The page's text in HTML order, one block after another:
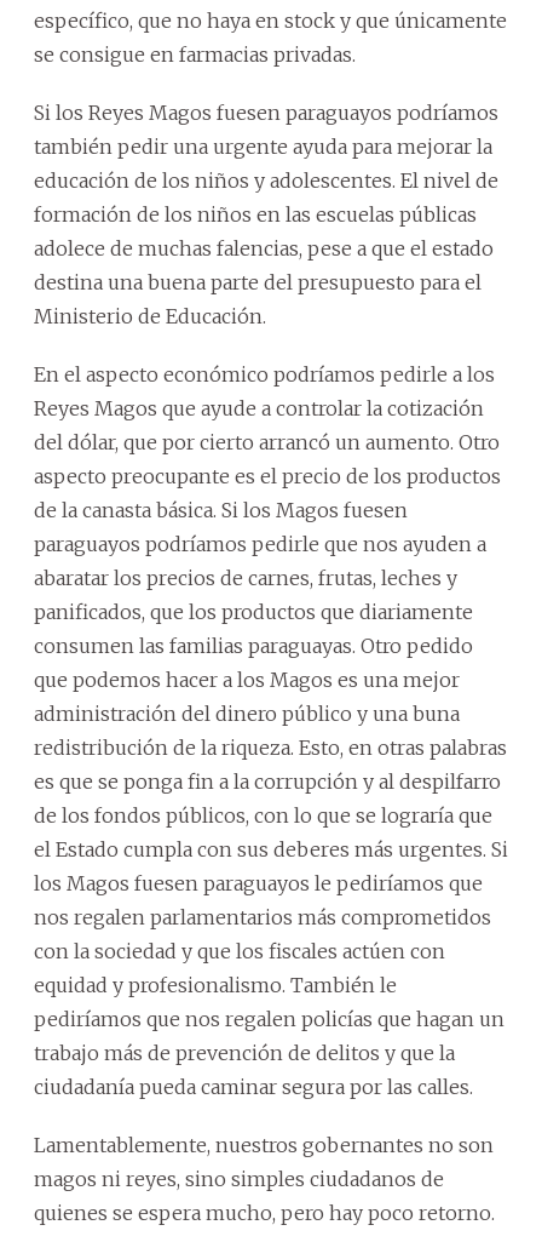
específico, que no haya en stock y que únicamente
se consigue en farmacias privadas.
Si los Reyes Magos fuesen paraguayos podríamos
también pedir una urgente ayuda para mejorar la
educación de los niños y adolescentes. El nivel de
formación de los niños en las escuelas públicas
adolece de muchas falencias, pese a que el estado
destina una buena parte del presupuesto para el
Ministerio de Educación.
En el aspecto económico podríamos pedirle a los
Reyes Magos que ayude a controlar la cotización
del dólar, que por cierto arrancó un aumento. Otro
aspecto preocupante es el precio de los productos
de la canasta básica. Si los Magos fuesen
paraguayos podríamos pedirle que nos ayuden a
abaratar los precios de carnes, frutas, leches y
panificados, que los productos que diariamente
consumen las familias paraguayas. Otro pedido
que podemos hacer a los Magos es una mejor
administración del dinero público y una buna
redistribución de la riqueza. Esto, en otras palabras
es que se ponga fin a la corrupción y al despilfarro
de los fondos públicos, con lo que se lograría que
el Estado cumpla con sus deberes más urgentes. Si
los Magos fuesen paraguayos le pediríamos que
nos regalen parlamentarios más comprometidos
con la sociedad y que los fiscales actúen con
equidad y profesionalismo. También le
pediríamos que nos regalen policías que hagan un
trabajo más de prevención de delitos y que la
ciudadanía pueda caminar segura por las calles.
Lamentablemente, nuestros gobernantes no son
magos ni reyes, sino simples ciudadanos de
quienes se espera mucho, pero hay poco retorno.